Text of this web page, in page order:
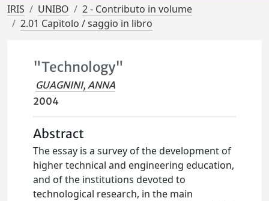
IRIS UNIBO
2 - Contributo in volume
2.01 Capitolo / saggio in libro
"Technology"
GUAGNINI, ANNA
2004
Abstract
The essay is a survey of the development of
higher technical and engineering education,
and of the institutions devoted to
technological research, in the main